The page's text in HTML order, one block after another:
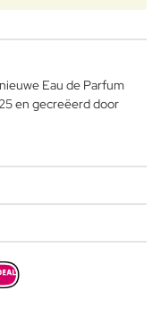
Eau de Parfum
en gecreëerd door